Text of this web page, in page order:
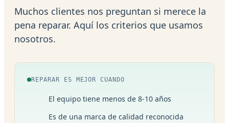
Muchos clientes nos preguntan si merece la
pena reparar. Aquí los criterios que usamos
nosotros.
REPARAR ES MEJOR CUANDO
El equipo tiene menos de 8-10 años
Es de una marca de calidad reconocida